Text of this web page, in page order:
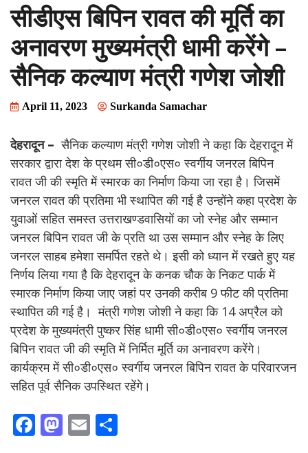
सीडीएस बिपिन रावत की मूर्ति का
अनावरण मुख्यमंत्री धामी करेंगे –
सैनिक कल्याण मंत्री गणेश जोशी
April 11, 2023 Surkanda Samachar
देहरादून – सैनिक कल्याण मंत्री गणेश जोशी ने कहा कि देहरादून में
सरकार द्वारा देश के प्रथम सी०डी०एस० स्वर्गीय जनरल बिपिन
रावत जी की स्मृति में स्मारक का निर्माण किया जा रहा है। जिसमें
जनरल रावत की प्रतिमा भी स्थापित की गई है उन्होंने कहा प्रदेश के
युवाओं सहित समस्त उत्तराखण्डवासियों का जो स्नेह और सम्मान
जनरल बिपिन रावत जी के प्रति था उस सम्मान और स्नेह के लिए
जनरल साहब हमेशा समर्पित रहते थे। इसी को ध्यान में रखते हुए यह
निर्णय लिया गया है कि देहरादून के कनक चौक के निकट पार्क में
स्मारक निर्माण किया जाए जहां पर उनकी करीब 9 फीट की प्रतिमा
स्थापित की गई है। मंत्री गणेश जोशी ने कहा कि 14 अप्रैल को
प्रदेश के मुख्यमंत्री पुष्कर सिंह धामी सी०डी०एस० स्वर्गीय जनरल
बिपिन रावत जी की स्मृति में निर्मित मूर्ति का अनावरण करेंगे।
कार्यक्रम में सी०डी०एस० स्वर्गीय जनरल बिपिन रावत के परिवारजन
सहित पूर्व सैनिक उपस्थित रहेंगे।
F M E